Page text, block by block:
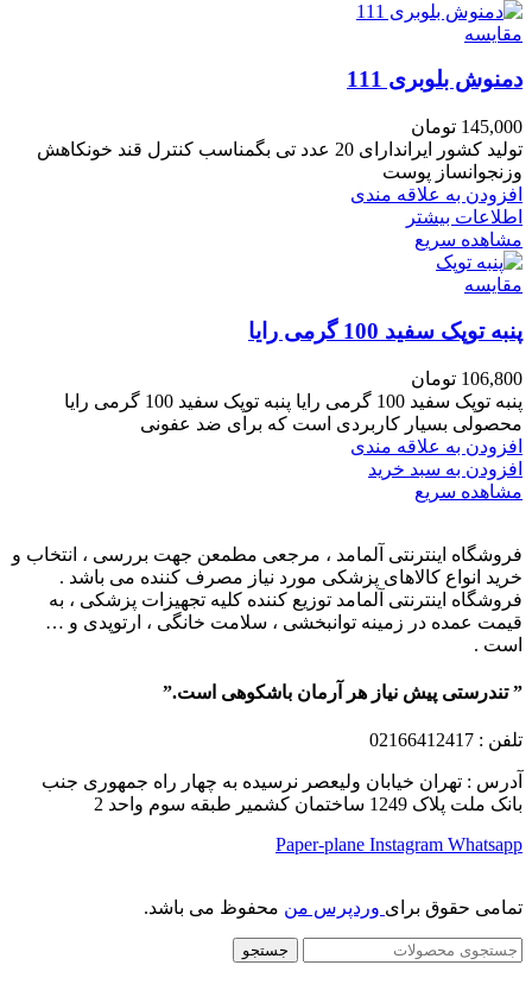
مقایسه
دمنوش بلوبری 111
145,000 تومان
تولید کشور ایراندارای 20 عدد تی بگمناسب کنترل قند خونکاهش
وزنجوانساز پوست
افزودن به علاقه مندی
اطلاعات بیشتر
مشاهده سریع
مقایسه
پنبه توپک سفید 100 گرمی رایا
106,800 تومان
پنبه توپک سفید 100 گرمی رایا پنبه توپک سفید 100 گرمی رایا
محصولی بسیار کاربردی است که برای ضد عفونی
افزودن به علاقه مندی
افزودن به سبد خرید
مشاهده سریع
فروشگاه اینترنتی آلمامد ، مرجعی مطمعن جهت بررسی ، انتخاب و
خرید انواع کالاهای پزشکی مورد نیاز مصرف کننده می باشد .
فروشگاه اینترنتی آلمامد توزیع کننده کلیه تجهیزات پزشکی ، به
قیمت عمده در زمینه توانبخشی ، سلامت خانگی ، ارتوپدی و …
است .
” تندرستی پیش نیاز هر آرمان باشکوهی است.”
تلفن : 02166412417
آدرس : تهران خیابان ولیعصر نرسیده به چهار راه جمهوری جنب
بانک ملت پلاک 1249 ساختمان کشمیر طبقه سوم واحد 2
Paper-plane Instagram Whatsapp
تمامی حقوق برای وردپرس من محفوظ می باشد.
جستجو